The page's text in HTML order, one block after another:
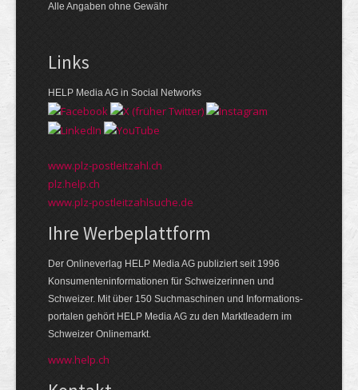
Alle Angaben ohne Gewähr
Links
HELP Media AG in Social Networks
www.plz-postleitzahl.ch
plz.help.ch
www.plz-postleitzahlsuche.de
Ihre Werbeplattform
Der Onlineverlag HELP Media AG publiziert seit 1996
Konsumenten­informationen für Schweizerinnen und
Schweizer. Mit über 150 Suchmaschinen und Informations­
portalen gehört HELP Media AG zu den Markt­leadern im
Schweizer Onlinemarkt.
www.help.ch